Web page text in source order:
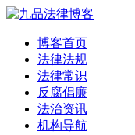
博客首页
法律法规
法律常识
反腐倡廉
法治资讯
机构导航